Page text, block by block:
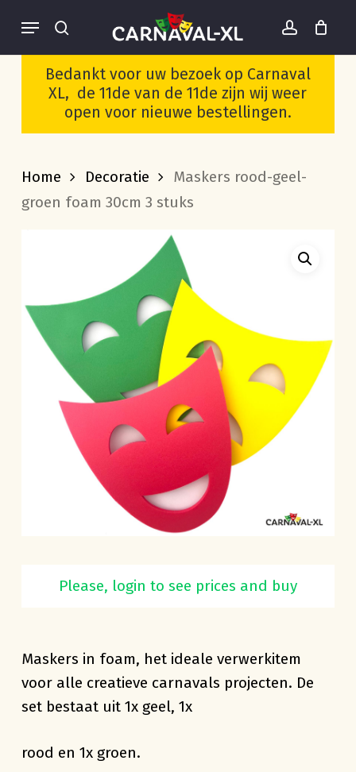
main
content
search account
Menu
Cart Close
Cart
Bedankt voor uw bezoek op Carnaval
XL, de 11de van de 11de zijn wij weer
open voor nieuwe bestellingen.
Home Decoratie
Maskers rood-geel-
groen foam 30cm 3 stuks
stuksPlease, login to see prices and buy
Maskers in foam, het ideale verwerkitem
voor alle creatieve carnavals projecten. De
set bestaat uit 1x geel, 1x
rood en 1x groen.
Wees de eerste om
“Maskers rood-geel-
groen foam 30cm 3
stuks” te beoordelen
beoordeling te plaatsen.